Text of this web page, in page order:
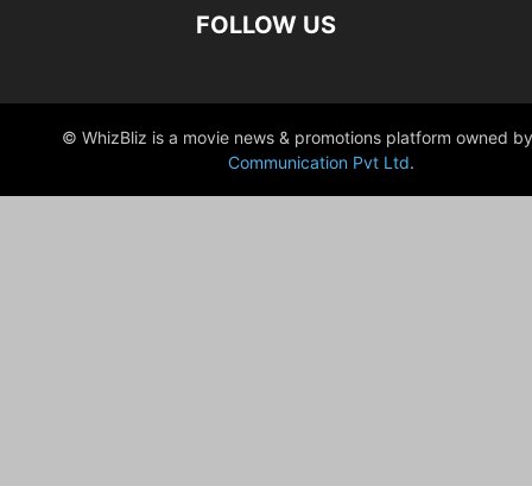
FOLLOW US
© WhizBliz is a movie news & promotions platform owned by
Communication Pvt Ltd.